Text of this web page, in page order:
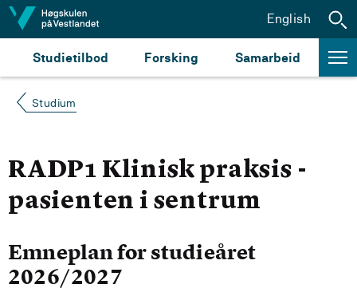
Hopp til innhald
Studietilbod Forsking Samarbeid
English
Studium
RADP1 Klinisk praksis -
pasienten i sentrum
Emneplan for studieåret
2026/2027